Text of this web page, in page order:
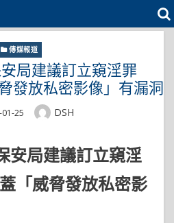
傳媒報道
局建議訂立窺淫罪
發放私密影像」有漏洞
25 Author
DSH
安局建議訂立窺淫
「威脅發放私密影